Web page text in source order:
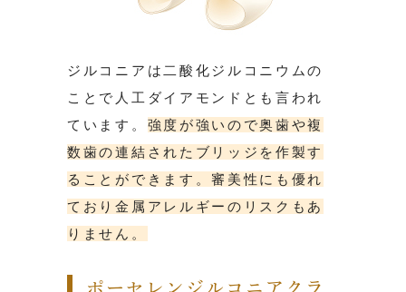
ジルコニアは二酸化ジルコニウムの
ことで人工ダイアモンドとも言われ
ています。 強度が強いので奥歯や複
数歯の連結されたブリッジを作製す
ることができます。審美性にも優れ
ており金属アレルギーのリスクもあ
りません。
ポーセレンジルコニアクラ